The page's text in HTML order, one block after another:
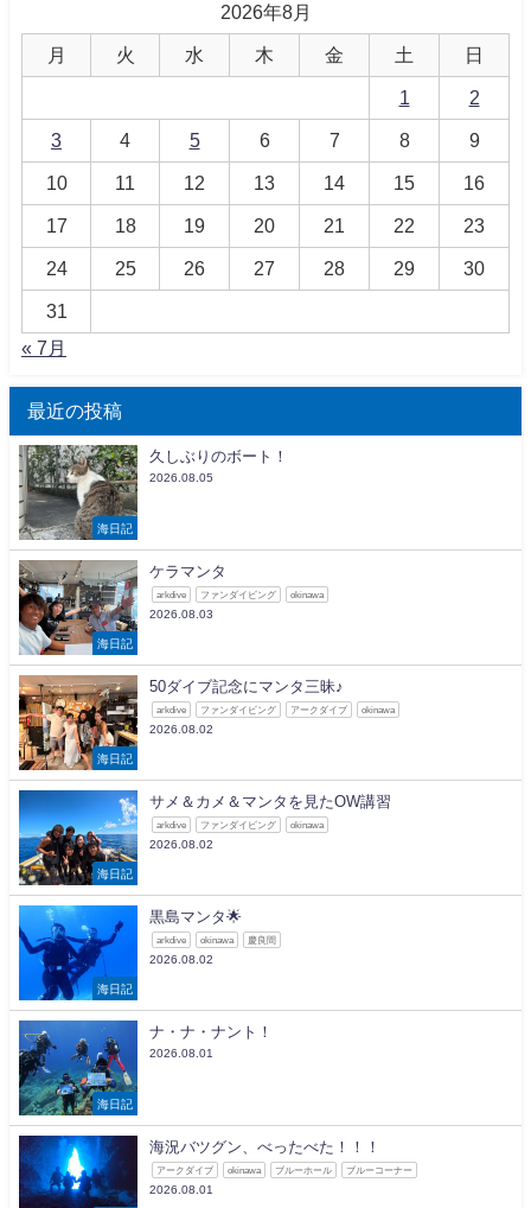
2026年8月
月 火 水 木 金 土 日
1 2
3 4 5 6 7 8 9
10 11 12 13 14 15 16
17 18 19 20 21 22 23
24 25 26 27 28 29 30
31
« 7月
最近の投稿
海日記
久しぶりのボート！
2026.08.05
海日記
ケラマンタ
arkdive ファンダイビング okinawa
2026.08.03
海日記
50ダイブ記念にマンタ三昧♪
arkdive ファンダイビング アークダイブ okinawa
2026.08.02
海日記
サメ＆カメ＆マンタを見たOW講習
arkdive ファンダイビング okinawa
2026.08.02
海日記
黒島マンタ🌟
arkdive okinawa 慶良間
2026.08.02
海日記
ナ・ナ・ナント！
2026.08.01
海況バツグン、べったべた！！！
アークダイブ okinawa ブルーホール ブルーコーナー
2026.08.01